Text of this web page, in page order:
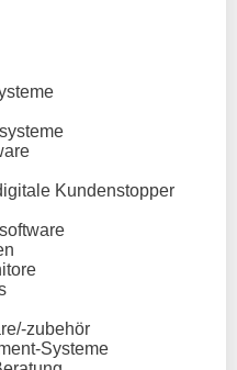
Kundenstopper
zubehör
Systeme